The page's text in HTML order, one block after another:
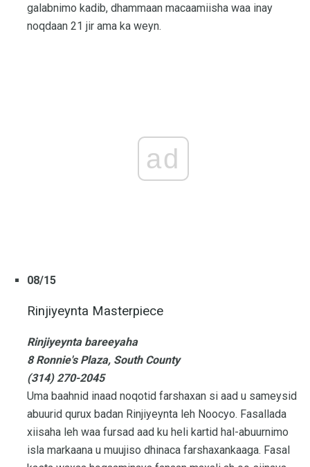
galabnimo kadib, dhammaan macaamiisha waa inay
noqdaan 21 jir ama ka weyn.
ad
08/15
Rinjiyeynta Masterpiece
Rinjiyeynta bareeyaha
8 Ronnie's Plaza, South County
(314) 270-2045
Uma baahnid inaad noqotid farshaxan si aad u sameysid
abuurid qurux badan Rinjiyeynta leh Noocyo. Fasallada
xiisaha leh waa fursad aad ku heli kartid hal-abuurnimo
isla markaana u muujiso dhinaca farshaxankaaga. Fasal